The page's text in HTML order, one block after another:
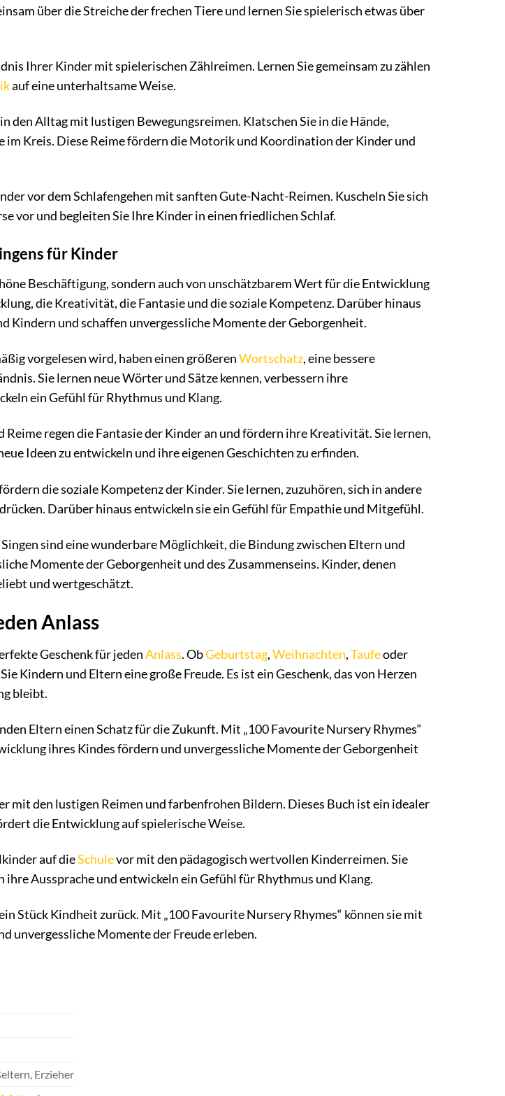
über die Streiche der frechen Tiere und lernen Sie spielerisch etwas über
Ihrer Kinder mit spielerischen Zählreimen. Lernen Sie gemeinsam zu zählen
auf eine unterhaltsame Weise.
den Alltag mit lustigen Bewegungsreimen. Klatschen Sie in die Hände,
im Kreis. Diese Reime fördern die Motorik und Koordination der Kinder und
vor dem Schlafengehen mit sanften Gute-Nacht-Reimen. Kuscheln Sie sich
vor und begleiten Sie Ihre Kinder in einen friedlichen Schlaf.
für Kinder
Beschäftigung, sondern auch von unschätzbarem Wert für die Entwicklung
die Kreativität, die Fantasie und die soziale Kompetenz. Darüber hinaus
Kindern und schaffen unvergessliche Momente der Geborgenheit.
vorgelesen wird, haben einen größerenWortschatz, eine bessere
Sie lernen neue Wörter und Sätze kennen, verbessern ihre
ein Gefühl für Rhythmus und Klang.
Reime regen die Fantasie der Kinder an und fördern ihre Kreativität. Sie lernen,
Ideen zu entwickeln und ihre eigenen Geschichten zu erfinden.
die soziale Kompetenz der Kinder. Sie lernen, zuzuhören, sich in andere
Darüber hinaus entwickeln sie ein Gefühl für Empathie und Mitgefühl.
sind eine wunderbare Möglichkeit, die Bindung zwischen Eltern und
Momente der Geborgenheit und des Zusammenseins. Kinder, denen
und wertgeschätzt.
Anlass
Geschenk für jedenAnlass. ObGeburtstag,Weihnachten,Taufeoder
Kindern und Eltern eine große Freude. Es ist ein Geschenk, das von Herzen
bleibt.
Eltern einen Schatz für die Zukunft. Mit „100 Favourite Nursery Rhymes“
ihres Kindes fördern und unvergessliche Momente der Geborgenheit
mit den lustigen Reimen und farbenfrohen Bildern. Dieses Buch ist ein idealer
die Entwicklung auf spielerische Weise.
auf dieSchulevor mit den pädagogisch wertvollen Kinderreimen. Sie
Aussprache und entwickeln ein Gefühl für Rhythmus und Klang.
Stück Kindheit zurück. Mit „100 Favourite Nursery Rhymes“ können sie mit
unvergessliche Momente der Freude erleben.
Erzieher